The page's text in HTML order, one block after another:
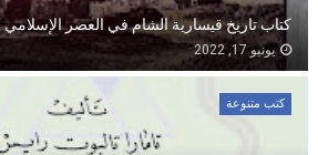
كتاب تاريخ قيسارية الشام في العصر الإسلامي pdf
يونيو 17, 2022
كتب متنوعة